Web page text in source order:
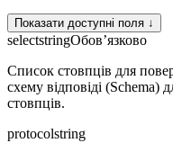
Показати доступні поля ↓
selectstringОбов’язково
Список стовпців для
схему відповіді (Schema)
стовпців.
protocolstring